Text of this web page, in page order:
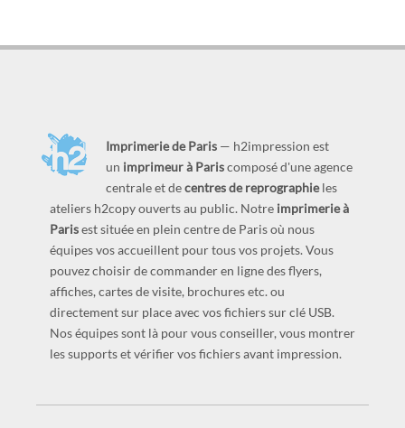
Imprimerie de Paris — h2impression est
un imprimeur à Pariscomposé d'une agence
centrale et decentres de reprographieles
ateliers h2copy ouverts au public. Notre imprimerie à
Parisest située en plein centre de Paris où nous
équipes vos accueillent pour tous vos projets. Vous
pouvez choisir de commander en ligne des flyers,
affiches, cartes de visite, brochures etc. ou
directement sur place avec vos fichiers sur clé USB.
Nos équipes sont là pour vous conseiller, vous montrer
les supports et vérifier vos fichiers avant impression.